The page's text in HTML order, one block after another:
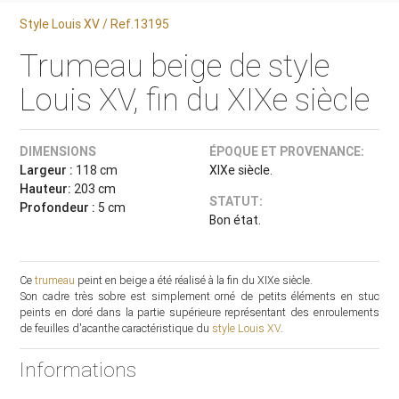
Style Louis XV / Ref.13195
Trumeau beige de style
Louis XV, fin du XIXe siècle
DIMENSIONS
Largeur : 118 cm
Hauteur: 203 cm
Profondeur : 5 cm
ÉPOQUE ET PROVENANCE:
XIXe siècle.
STATUT:
Bon état.
Cetrumeau peint en beige a été réalisé à la fin du XIXe siècle.
Son cadre très sobre est simplement orné de petits éléments en stuc
peints en doré dans la partie supérieure représentant des enroulements
de feuilles d'acanthe caractéristique du style Louis XV.
Informations